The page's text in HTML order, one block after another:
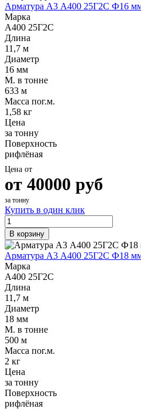
Арматура А3 А400 25Г2С Ф16 мм
Марка
А400 25Г2С
Длина
11,7 м
Диаметр
16 мм
М. в тонне
633 м
Масса пог.м.
1,58 кг
Цена
за тонну
Поверхность
рифлёная
Цена от
от 40000 руб
за тонну
Купить в один клик
В корзину
Арматура А3 А400 25Г2С Ф18 мм
Марка
А400 25Г2С
Длина
11,7 м
Диаметр
18 мм
М. в тонне
500 м
Масса пог.м.
2 кг
Цена
за тонну
Поверхность
рифлёная